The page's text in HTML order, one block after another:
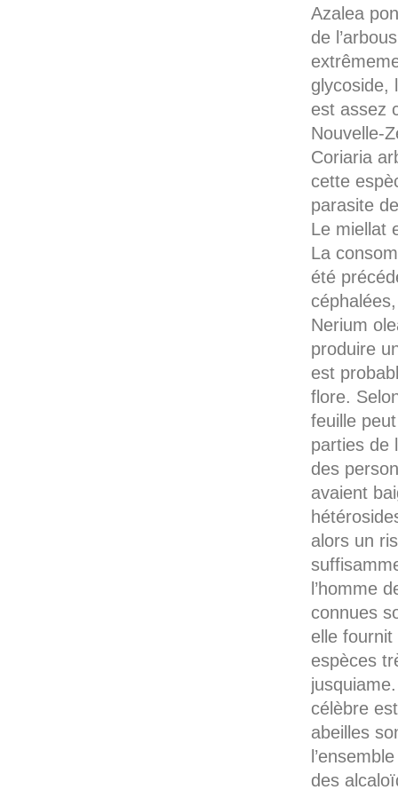
Azalea
de
glycoside,
est assez
Nouvelle-
Coriaria
cette
parasite
Le miellat
La
été
Nerium
produire
est
flore.
feuille
parties de
des
avaient
alors un
l’homme
connues
elle
espèces
célèbre
abeilles
des